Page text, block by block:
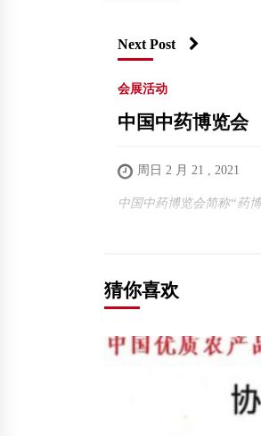
Next Post
会展活动
中国中药博览会
周日 2 月 21 , 2021
中国中药博览会简称“药
猜你喜欢